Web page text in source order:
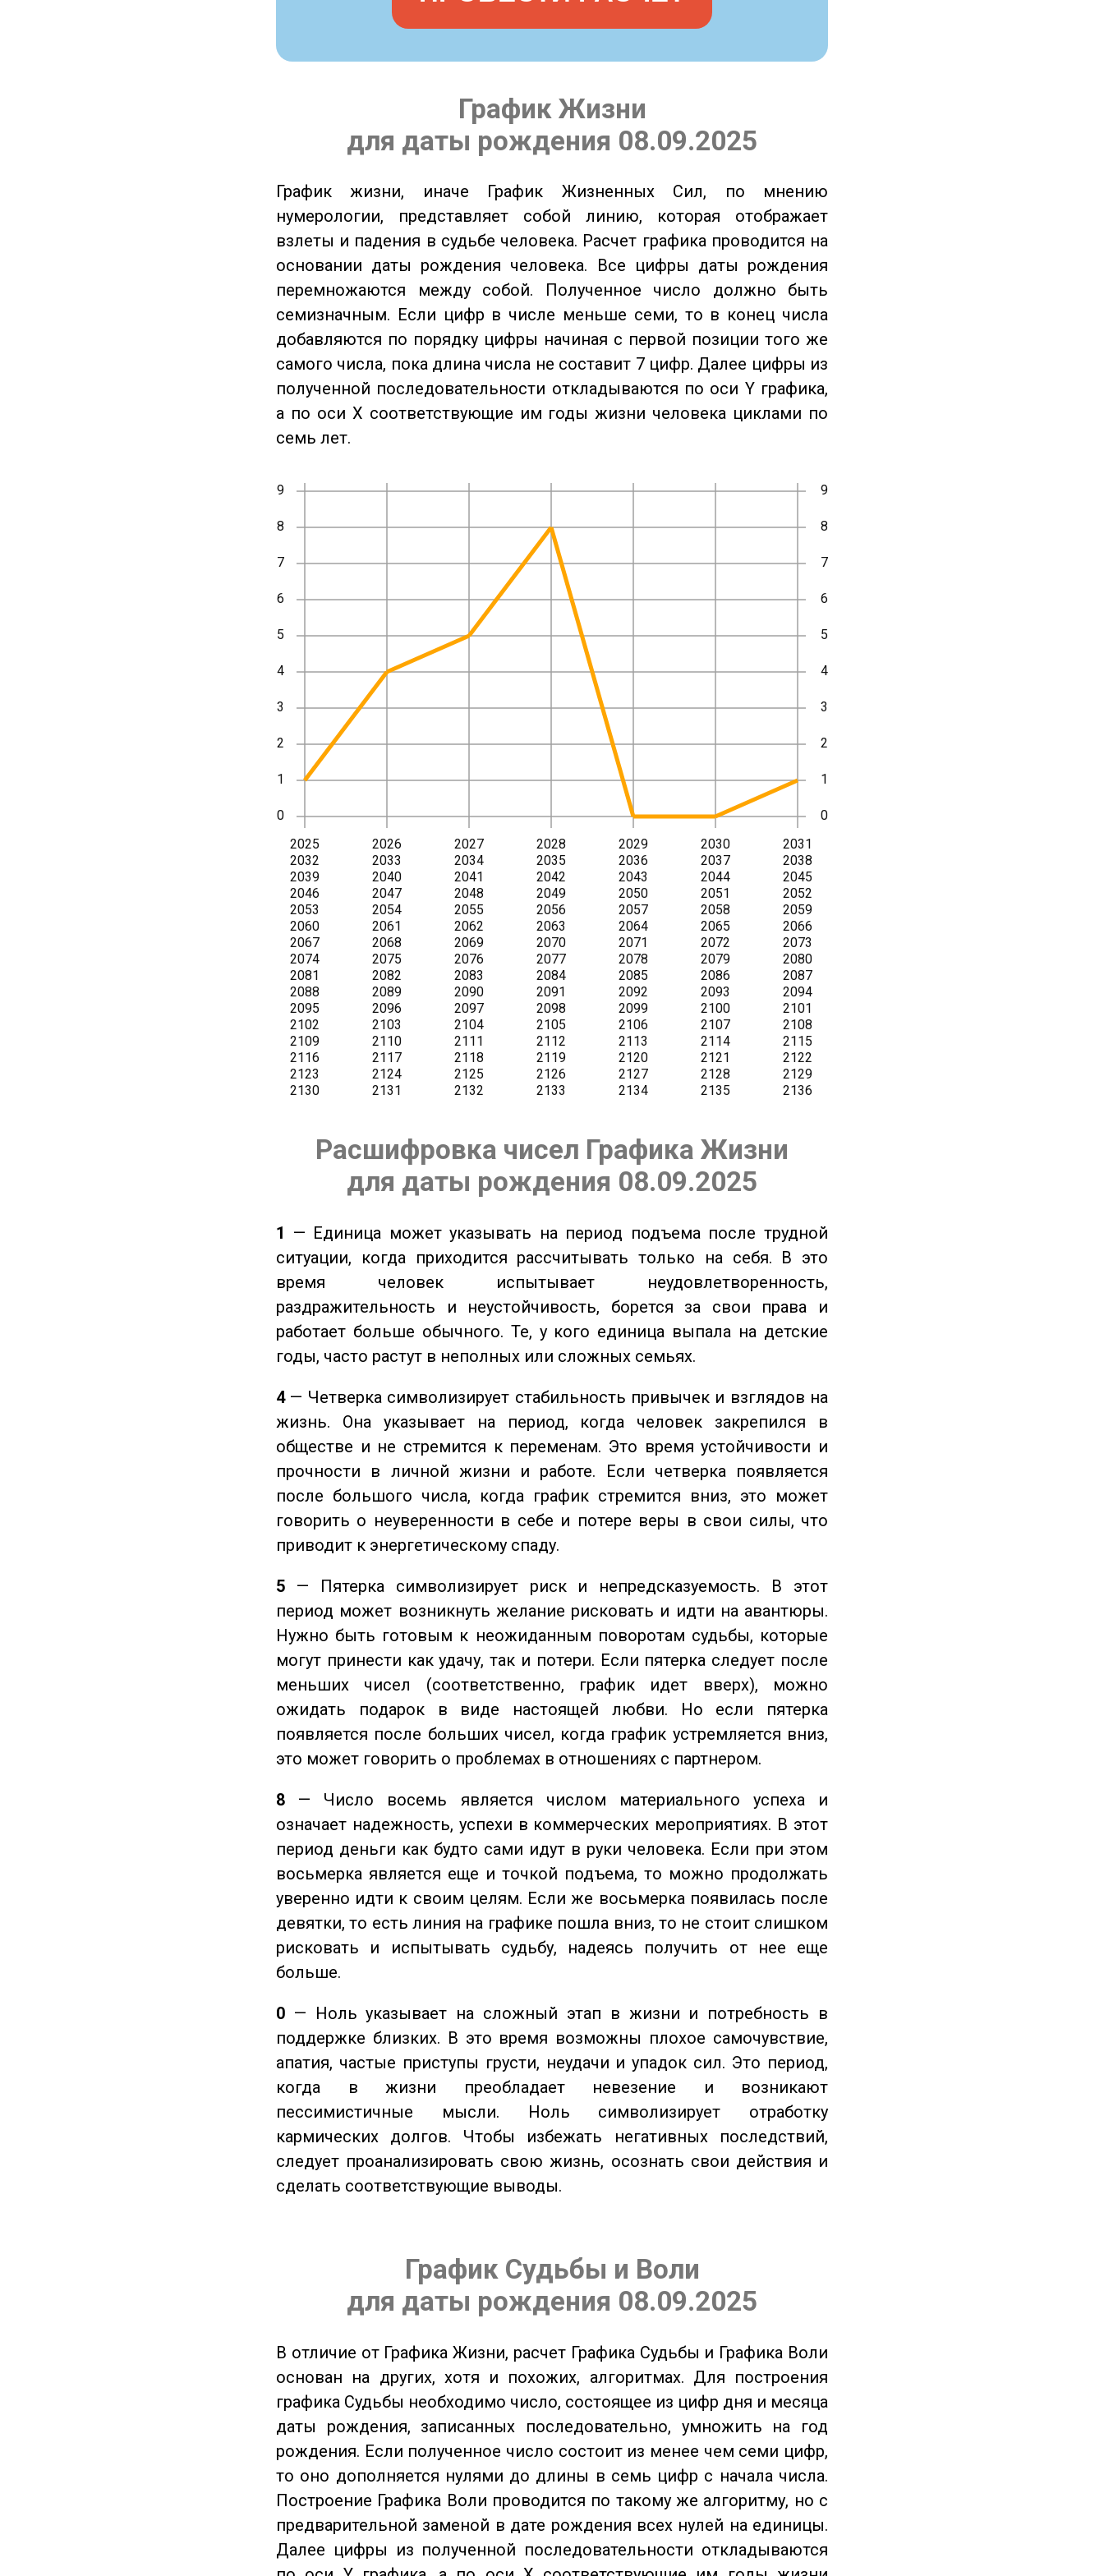
График Жизни
для даты рождения 08.09.2025
График жизни, иначе График Жизненных Сил, по мнению
нумерологии, представляет собой линию, которая отображает
взлеты и падения в судьбе человека. Расчет графика проводится на
основании даты рождения человека. Все цифры даты рождения
перемножаются между собой. Полученное число должно быть
семизначным. Если цифр в числе меньше семи, то в конец числа
добавляются по порядку цифры начиная с первой позиции того же
самого числа, пока длина числа не составит 7 цифр. Далее цифры из
полученной последовательности откладываются по оси Y графика,
а по оси X соответствующие им годы жизни человека циклами по
семь лет.
Расшифровка чисел Графика Жизни
для даты рождения 08.09.2025
1 — Единица может указывать на период подъема после трудной
ситуации, когда приходится рассчитывать только на себя. В это
время человек испытывает неудовлетворенность,
раздражительность и неустойчивость, борется за свои права и
работает больше обычного. Те, у кого единица выпала на детские
годы, часто растут в неполных или сложных семьях.
4— Четверка символизирует стабильность привычек и взглядов на
жизнь. Она указывает на период, когда человек закрепился в
обществе и не стремится к переменам. Это время устойчивости и
прочности в личной жизни и работе. Если четверка появляется
после большого числа, когда график стремится вниз, это может
говорить о неуверенности в себе и потере веры в свои силы, что
приводит к энергетическому спаду.
5 — Пятерка символизирует риск и непредсказуемость. В этот
период может возникнуть желание рисковать и идти на авантюры.
Нужно быть готовым к неожиданным поворотам судьбы, которые
могут принести как удачу, так и потери. Если пятерка следует после
меньших чисел (соответственно, график идет вверх), можно
ожидать подарок в виде настоящей любви. Но если пятерка
появляется после больших чисел, когда график устремляется вниз,
это может говорить о проблемах в отношениях с партнером.
8 — Число восемь является числом материального успеха и
означает надежность, успехи в коммерческих мероприятиях. В этот
период деньги как будто сами идут в руки человека. Если при этом
восьмерка является еще и точкой подъема, то можно продолжать
уверенно идти к своим целям. Если же восьмерка появилась после
девятки, то есть линия на графике пошла вниз, то не стоит слишком
рисковать и испытывать судьбу, надеясь получить от нее еще
больше.
0 — Ноль указывает на сложный этап в жизни и потребность в
поддержке близких. В это время возможны плохое самочувствие,
апатия, частые приступы грусти, неудачи и упадок сил. Это период,
когда в жизни преобладает невезение и возникают
пессимистичные мысли. Ноль символизирует отработку
кармических долгов. Чтобы избежать негативных последствий,
следует проанализировать свою жизнь, осознать свои действия и
сделать соответствующие выводы.
График Судьбы и Воли
для даты рождения 08.09.2025
В отличие от Графика Жизни, расчет Графика Судьбы и Графика Воли
основан на других, хотя и похожих, алгоритмах. Для построения
графика Судьбы необходимо число, состоящее из цифр дня и месяца
даты рождения, записанных последовательно, умножить на год
рождения. Если полученное число состоит из менее чем семи цифр,
то оно дополняется нулями до длины в семь цифр с начала числа.
Построение Графика Воли проводится по такому же алгоритму, но с
предварительной заменой в дате рождения всех нулей на единицы.
Далее цифры из полученной последовательности откладываются